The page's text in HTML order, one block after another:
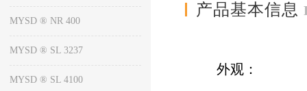
MYSD ® NR 400
MYSD ® SL 3237
MYSD ® SL 4100
产品基本信息
外观： 透